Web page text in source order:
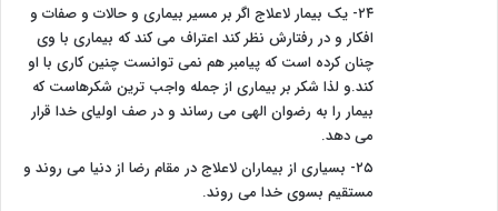
۲۴- یک بیمار لاعلاج اگر بر مسیر بیماری و حالات و صفات و
افکار و در رفتارش نظر کند اعتراف می کند که بیماری با وی
چنان کرده است که پیامبر هم نمی توانست چنین کاری با او
کند.و لذا شکر بر بیماری از جمله واجب ترین شکرهاست که
بیمار را به رضوان الهی می رساند و در صف اولیای خدا قرار
می دهد.
۲۵- بسیاری از بیماران لاعلاج در مقام رضا از دنیا می روند و
مستقیم بسوی خدا می روند.